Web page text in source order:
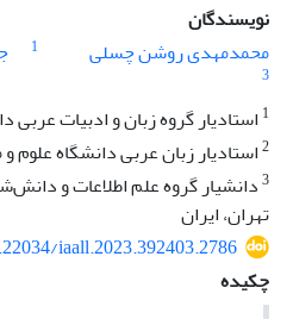
نویسندگان
محمدمهدی روشن چسلی
1
3
1 استادیار گروه زبان و ادبیات عربی
2استادیار زبان عربی دانشگاه علوم
3دانشیار گروه علم اطلاعات و
تهران، ایران
iaall.2023.392403.2786
چکیده